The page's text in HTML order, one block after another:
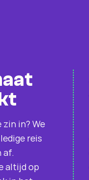
zin in? We
reis
af.
altijd op